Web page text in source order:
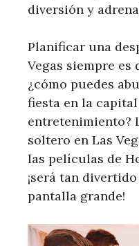
diversión y
Planificar una
Vegas siempre es
¿cómo puedes
fiesta en la
entretenimiento?
soltero en Las
las películas de
¡será tan
pantalla grande!